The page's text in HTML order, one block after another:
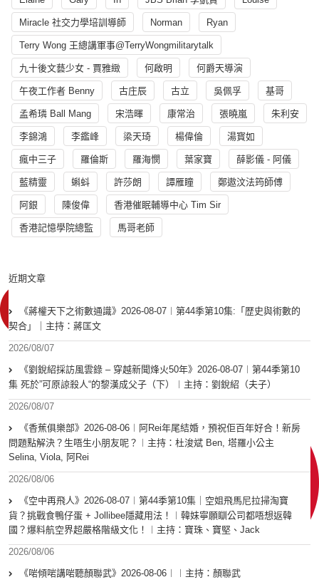
Miracle 社交力學培訓導師 Norman Ryan
Terry Wong 王總講軍事@TerryWongmilitarytalk
九十後文藝少女 - 賈雅緻 何啟明 何爵天導演
午夜工作者 Benny 古庄辰 古立 吳佩孚 基哥
孟希璘 Ball Mang 宋浩暉 康常治 張曉嵐 朱利安
李錦鴻 李鑑峰 梁天琦 楊偉倫 湯寳如
瘋中三子 羅倫斯 羅海憫 葉家寶 薛影儀 - 阿儀
藍精靈 蝌蚪 許莎朗 譚雁瞳 鄭遨汶法筠師傅
阿銀 陳俊偉 香港催眠輔導中心 Tim Sir
香港記憶學院總監 馬哥老師
近期文章
《蔣權天下之術數通識》2026-08-07︱第44季第10集:「歴史與術數的
契合」｜主持：蔣匡文
2026/08/07
《劉銳紹採訪風雲錄 – 穿越新聞烽火50年》2026-08-07︱第44季第10
集 死於”可原諒殺人“的黎漢成父子（下）︱主持：劉銳紹（夫子）
2026/08/07
《香蕉俱樂部》2026-08-06︱阿Rei年尾結婚，預祝佢百年好合！新房
問題點解決？生唔生小朋友呢？︱主持：杜浚斌 Ben, 塔羅小公主
Selina, Viola, 阿Rei
2026/08/06
《空中再飛人》2026-08-07︱第44季第10集｜空姐飛馬尼拉掃淘寶
貨？挑戰食鴨仔蛋 + Jollibee隱藏用法！︱韓妹寧願瞓公司都唔想返韓
國？爆料航空界超嚴格階級文化！︱主持：寶珠、寶堅、Jack
2026/08/06
《啱傾啱講啱聽顏聯武》2026-08-06︱︱主持：顏聯武